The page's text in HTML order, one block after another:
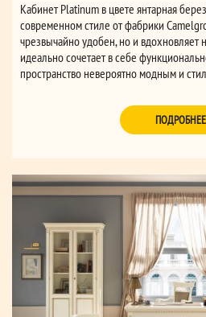
Кабинет Platinum в цвете янтарная
современном стиле от фабрики
чрезвычайно удобен, но и вдохновляет
идеально сочетает в себе
пространство невероятно модным и
ПОДРОБНЕЕ